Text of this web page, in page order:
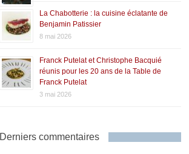
La Chabotterie : la cuisine éclatante de
Benjamin Patissier
8 mai 2026
Franck Putelat et Christophe Bacquié
réunis pour les 20 ans de la Table de
Franck Putelat
3 mai 2026
Derniers commentaires